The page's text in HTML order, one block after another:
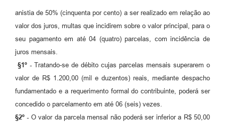
anistia de 50% (cinquenta por cento) a ser realizado em relação ao
valor dos juros, multas que incidirem sobre o valor principal, para o
seu pagamento em até 04 (quatro) parcelas, com incidência de
juros mensais.
§1º -Tratando-se de débito cujas parcelas mensais superarem o
valor de R$ 1.200,00 (mil e duzentos) reais, mediante despacho
fundamentado e a requerimento formal do contribuinte, poderá ser
concedido o parcelamento em até 06 (seis) vezes.
§2º -O valor da parcela mensal não poderá ser inferior a R$ 50,00